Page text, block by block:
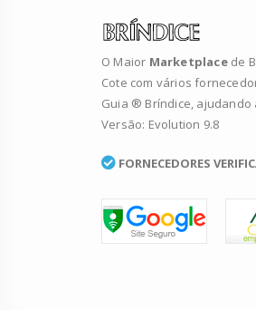
O Maior Marketplace de
Cote com vários
Guia ® Bríndice,
Versão: Evolution 9.8
FORNECEDORES